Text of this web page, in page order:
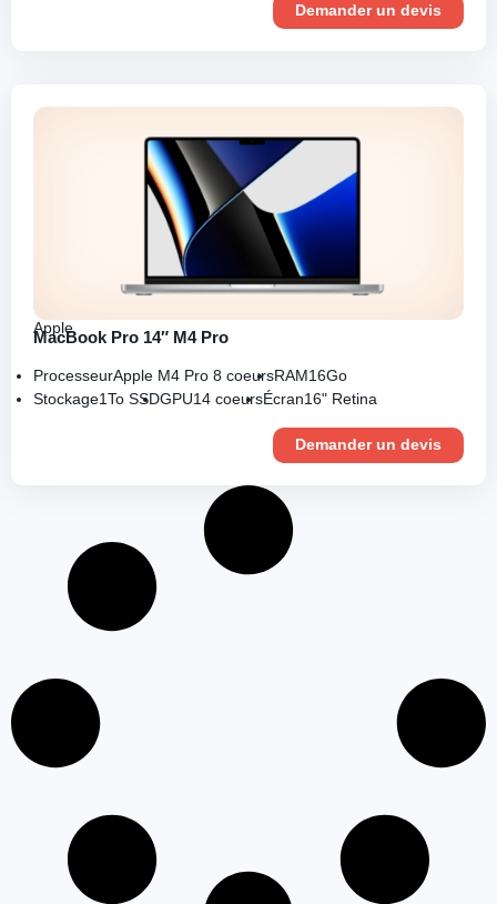
Demander un devis
Apple
MacBook Pro 14″ M4 Pro
ProcesseurApple M4 Pro 8 coeursRAM16Go
Stockage1To SSDGPU14 coeursÉcran16" Retina
Demander un devis